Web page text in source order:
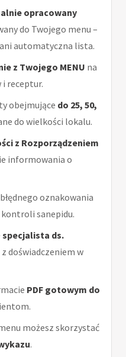
opracowany
do Twojego menu –
automatyczna lista.
z Twojego MENU na
i receptur.
obejmujące do 25, 50,
do wielkości lokalu.
z Rozporządzeniem
informowania o
oznakowania
sanepidu.
specjalista ds.
z doświadczeniem w
PDF gotowym do
możesz skorzystać
.